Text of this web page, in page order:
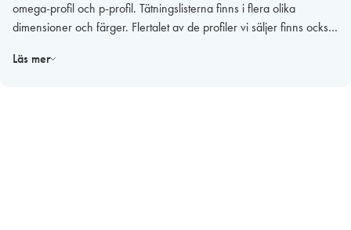
omega-profil och p-profil. Tätningslisterna finns i flera olika
dimensioner och färger. Flertalet av de profiler vi säljer finns också
Läs mer